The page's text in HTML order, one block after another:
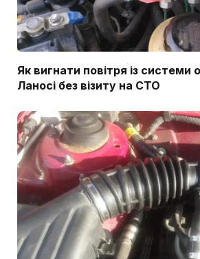
Як вигнати повітря із
Ланосі без візиту на СТО